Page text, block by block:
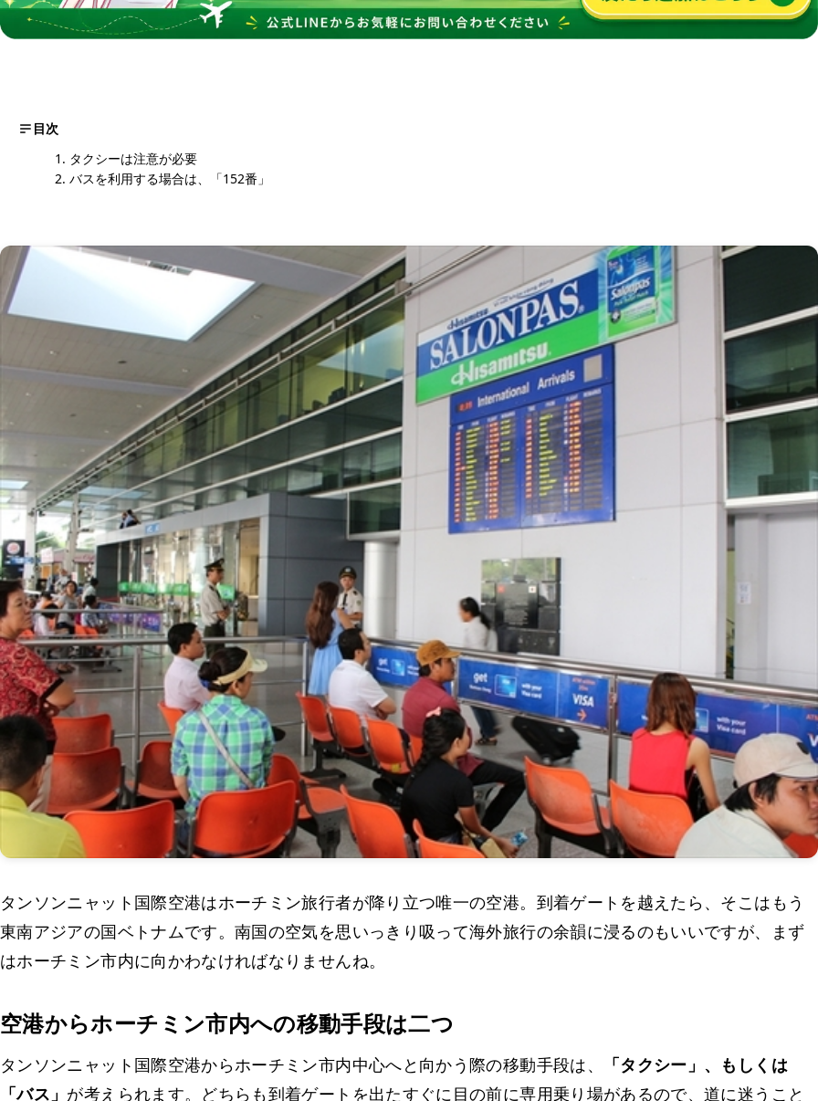
目次
タクシーは注意が必要
バスを利用する場合は、「152番」
タンソンニャット国際空港はホーチミン旅行者が降り立つ唯一の空港。到着ゲートを越えたら、そこはもう
東南アジアの国ベトナムです。南国の空気を思いっきり吸って海外旅行の余韻に浸るのもいいですが、まず
はホーチミン市内に向かわなければなりませんね。
空港からホーチミン市内への移動手段は二つ
タンソンニャット国際空港からホーチミン市内中心へと向かう際の移動手段は、
「タクシー」、もしくは
「バス」 が考えられます。どちらも到着ゲートを出たすぐに目の前に専用乗り場があるので、道に迷うこと